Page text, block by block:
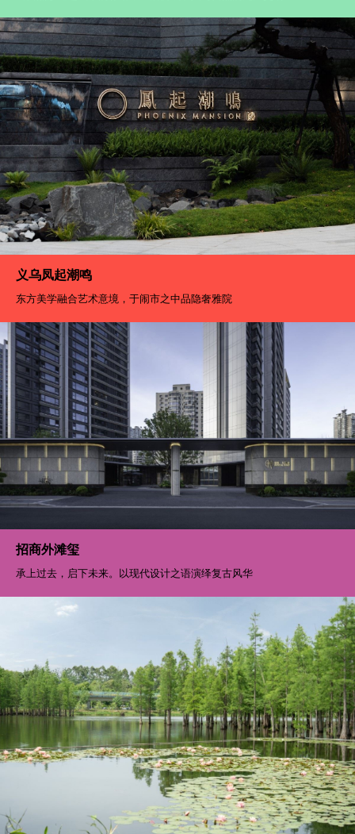
上海徐汇万科广场
当自然渗透进城市的脉络，生活便成了人与自然的无声交响
义乌凤起潮鸣
招商外滩玺
承上过去，启下未来。以现代设计之语演绎复古风华